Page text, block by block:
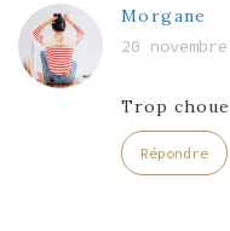
Morgane
20
Trop
Répondre